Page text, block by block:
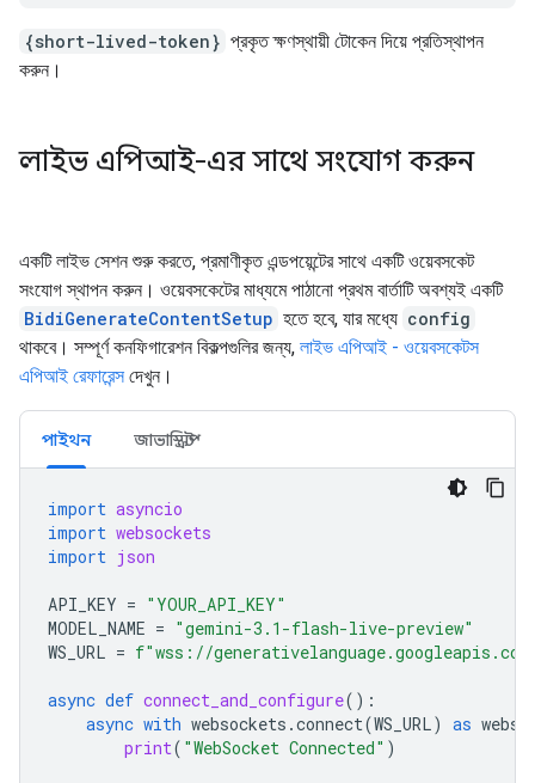
{short-lived-token} প্রকৃত ক্ষণস্থায়ী টোকেন দিয়ে প্রতিস্থাপন
করুন।
লাইভ এপিআই-এর সাথে সংযোগ করুন
একটি লাইভ সেশন শুরু করতে, প্রমাণীকৃত এন্ডপয়েন্টের সাথে একটি ওয়েবসকেট
সংযোগ স্থাপন করুন। ওয়েবসকেটের মাধ্যমে পাঠানো প্রথম বার্তাটি অবশ্যই একটি
BidiGenerateContentSetup হতে হবে, যার মধ্যে config
থাকবে। সম্পূর্ণ কনফিগারেশন বিকল্পগুলির জন্য, লাইভ এপিআই - ওয়েবসকেটস
এপিআই রেফারেন্সদেখুন।
পাইথন জাভাস্ক্রিপ্ট
import asyncio
import websockets
import json
API_KEY = "YOUR_API_KEY"
MODEL_NAME = "gemini-3.1-flash-live-preview"
WS_URL = f"wss://
async def connect_and_configure():
async with websockets .connect(WS_URL) as
print( "WebSocket Connected" )